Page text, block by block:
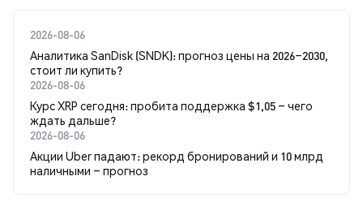
2026-08-06
Аналитика SanDisk (SNDK): прогноз цены на 2026–2030,
стоит ли купить?
2026-08-06
Курс XRP сегодня: пробита поддержка $1,05 – чего
ждать дальше?
2026-08-06
Акции Uber падают: рекорд бронирований и 10 млрд
наличными – прогноз